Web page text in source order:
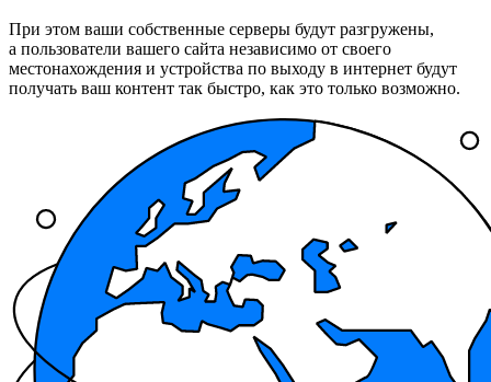
При этом ваши собственные серверы будут разгружены,
а пользователи вашего сайта независимо от своего
местoнахождения и устройства по выходу в интернет будут
получать ваш контент так быстро, как это только возможно.